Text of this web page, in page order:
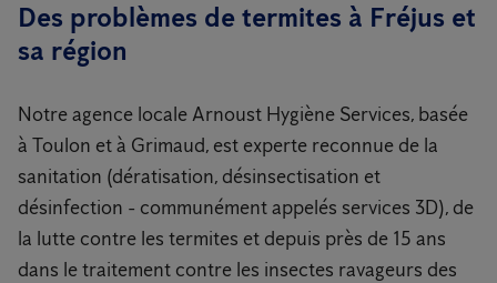
Des problèmes de termites à Fréjus et
sa région
Notre agence locale Arnoust Hygiène Services, basée
à Toulon et à Grimaud, est experte reconnue de la
sanitation (dératisation, désinsectisation et
désinfection - communément appelés services 3D), de
la lutte contre les termites et depuis près de 15 ans
dans le traitement contre les insectes ravageurs des